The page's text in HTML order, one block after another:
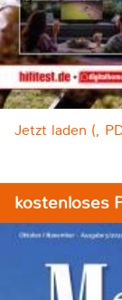
Jetzt laden (,
kostenloses